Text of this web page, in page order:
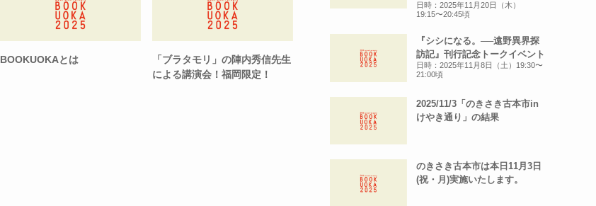
BOOKUOKAとは
「ブラタモリ」の陣内秀信先生
による講演会！福岡限定！
日時：2025年11月20日（木）
19:15〜20:45頃
『シシになる。──遠野異界探
訪記』刊行記念トークイベント
日時：2025年11月8日（土）19:30〜
21:00頃
2025/11/3「のきさき古本市in
けやき通り」の結果
のきさき古本市は本日11月3日
(祝・月)実施いたします。